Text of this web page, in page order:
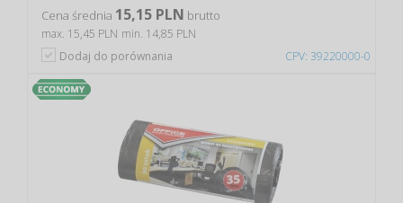
CPV: 39220000-0
Cena średnia 15,15 PLN brutto
max. 15,45 PLN min. 14,85 PLN
Dodaj do porównania